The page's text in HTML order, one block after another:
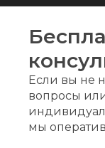
+7 (495) 540-
+7 (926) 125-
+7 (916) 574-
+7 (916) 376-
Если вы не
вопросы
мы